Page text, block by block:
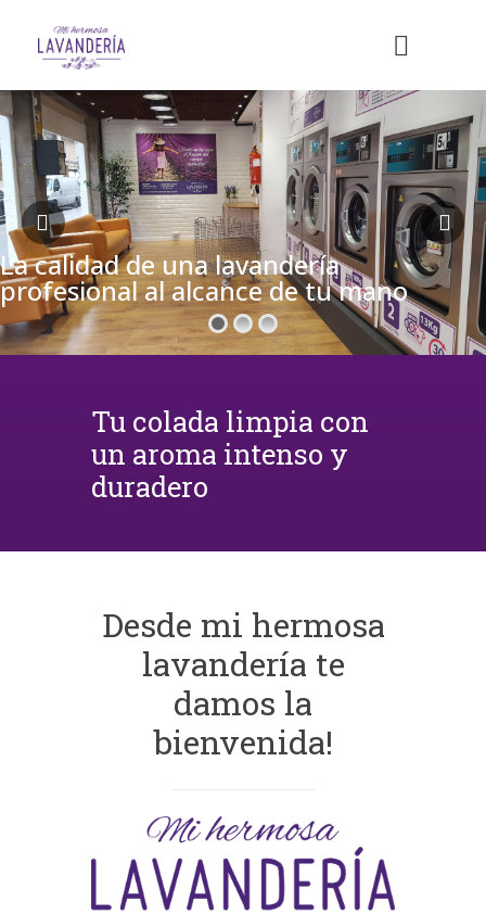
La calidad de una lavandería
profesional al alcance de tu mano
Tu colada limpia con
un aroma intenso y
duradero
Desde mi hermosa
lavandería te
damos la
bienvenida!